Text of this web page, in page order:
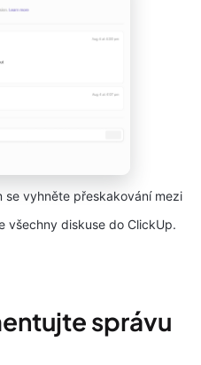
se vyhněte přeskakování mezi
všechny diskuse do ClickUp.
správu